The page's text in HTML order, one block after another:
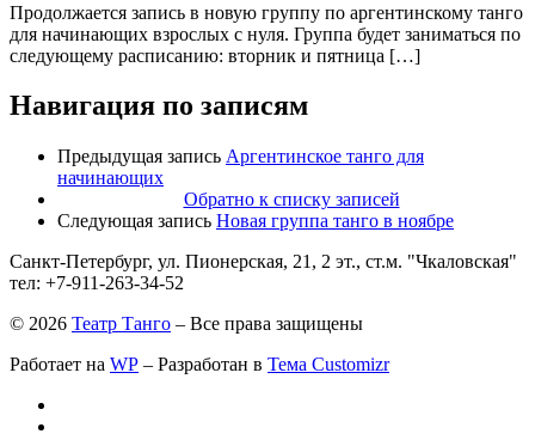
Продолжается запись в новую группу по аргентинскому танго
для начинающих взрослых с нуля. Группа будет заниматься по
следующему расписанию: вторник и пятница […]
Навигация по записям
Предыдущая запись Аргентинское танго для
начинающих
Обратно к списку записей
Следующая запись Новая группа танго в ноябре
Санкт-Петербург, ул. Пионерская, 21, 2 эт., ст.м. "Чкаловская"
тел: +7-911-263-34-52
© 2026 Театр Танго – Все права защищены
Работает на WP – Разработан в Тема Customizr